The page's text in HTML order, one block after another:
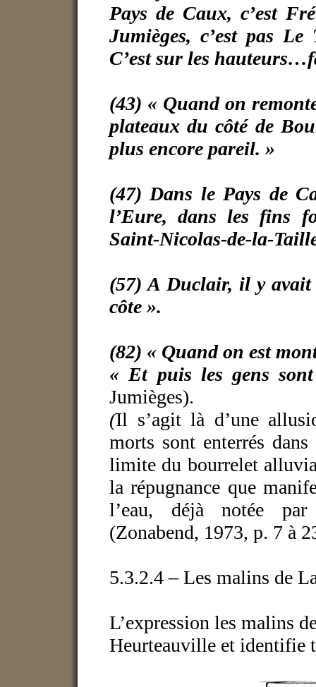
Pays de Caux, c’est
Jumièges, c’est pas Le
C’est sur les
(43) « Quand on
plateaux du côté de
plus encore pareil. »
(47) Dans le Pays de
l’Eure, dans les fins
Saint-Nicolas-de-la-
(57) A Duclair, il y
côte ».
(82) « Quand on est
« Et puis les gens
Jumièges).
(Il s’agit là d’une
morts sont enterrés
limite du bourrelet
la répugnance que
l’eau, déjà notée
(Zonabend, 1973, p. 7 à
5.3.2.4 – Les malins de
L’expression les malins
Heurteauville et identifie